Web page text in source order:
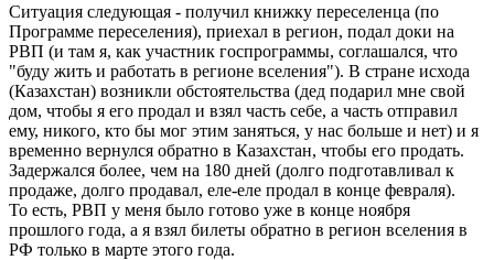
Ситуация следующая - получил книжку переселенца (по
Программе переселения), приехал в регион, подал доки на
РВП (и там я, как участник госпрограммы, соглашался, что
"буду жить и работать в регионе вселения"). В стране исхода
(Казахстан) возникли обстоятельства (дед подарил мне свой
дом, чтобы я его продал и взял часть себе, а часть отправил
ему, никого, кто бы мог этим заняться, у нас больше и нет) и я
временно вернулся обратно в Казахстан, чтобы его продать.
Задержался более, чем на 180 дней (долго подготавливал к
продаже, долго продавал, еле-еле продал в конце февраля).
То есть, РВП у меня было готово уже в конце ноября
прошлого года, а я взял билеты обратно в регион вселения в
РФ только в марте этого года.